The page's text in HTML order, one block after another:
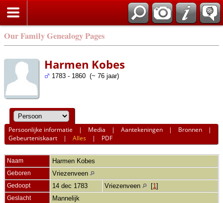
Our Family Genealogy Pages
Harmen Kobes
1783 - 1860 (~ 76 jaar)
Persoonlijke informatie | Media |Aantekeningen | Bronnen |
Gebeurteniskaart |Alles | PDF
Naam Harmen Kobes
Geboren Vriezenveen
Gedoopt 14 dec 1783 Vriezenveen [1 ]
Geslacht Mannelijk